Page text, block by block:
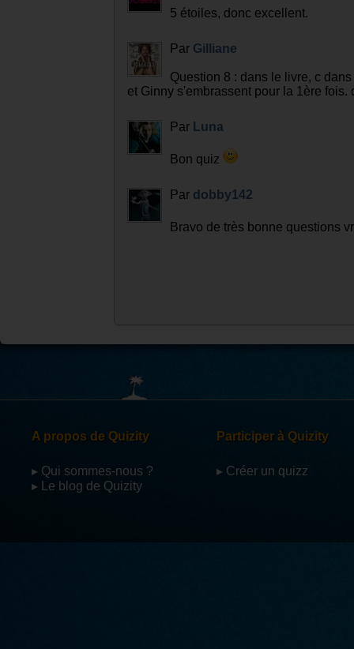
5 étoiles, donc excellent.
Par Gilliane
Question 8 : dans le livre, c
et Ginny s'embrassent pour la 1ère
Par Luna
Bon quiz
Par dobby142
Bravo de très bonne questions
A propos de Quizity
▸ Qui sommes-nous ?
▸ Le blog de Quizity
Participer à Quizity
▸ Créer un quizz